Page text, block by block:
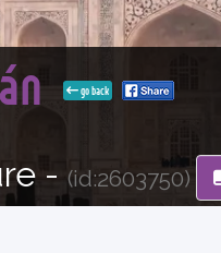
go back
- (id:2603750)